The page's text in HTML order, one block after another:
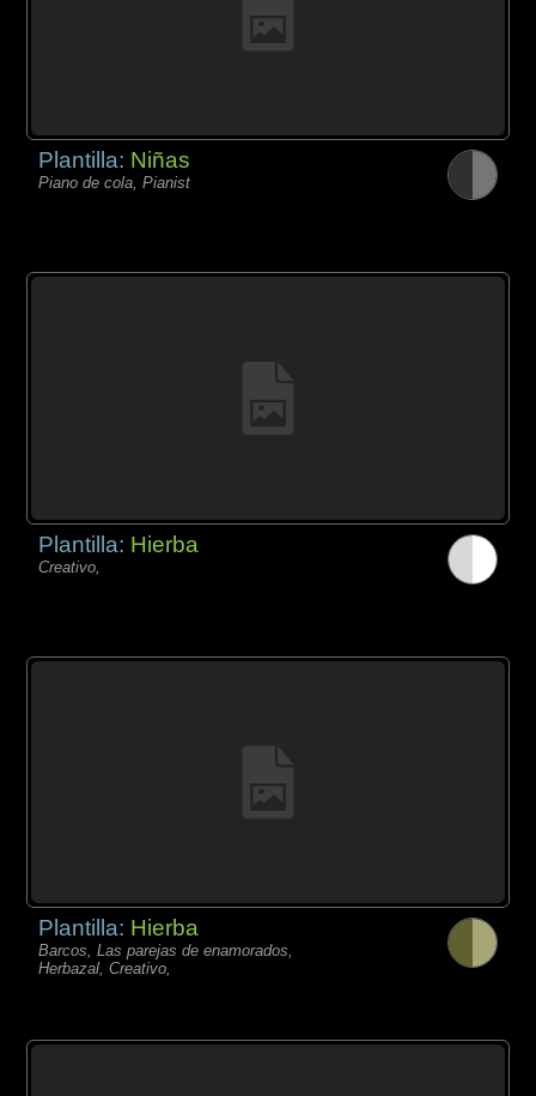
Plantilla: Niñas
Piano de cola, Pianist
Plantilla: Hierba
Creativo,
Plantilla: Hierba
Barcos, Las parejas de enamorados,
Herbazal, Creativo,